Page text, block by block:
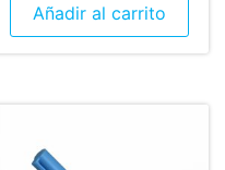
Añadir al carrito